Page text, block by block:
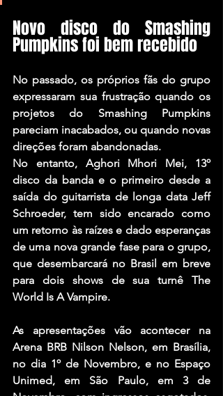
Novo disco do Smashing
Pumpkins foi bem recebido
No passado, os próprios fãs do grupo
expressaram sua frustração quando os
projetos do Smashing Pumpkins
pareciam inacabados, ou quando novas
direções foram abandonadas.
No entanto, Aghori Mhori Mei, 13º
disco da banda e o primeiro desde a
saída do guitarrista de longa data Jeff
Schroeder, tem sido encarado como
um retorno às raízes e dado esperanças
de uma nova grande fase para o grupo,
que desembarcará no Brasil em breve
para dois shows de sua turnê The
World Is A Vampire.
As apresentações vão acontecer na
Arena BRB Nilson Nelson, em Brasília,
no dia 1º de Novembro, e no Espaço
Unimed, em São Paulo, em 3 de